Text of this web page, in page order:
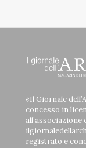
«Il Giornale
concesso in
registrato e